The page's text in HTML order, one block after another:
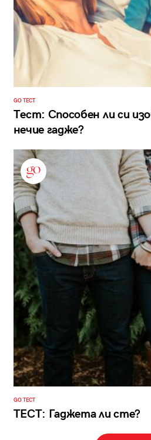
GO ТЕСТ
Тест: Способен ли си
нечие гадже?
GO ТЕСТ
ТЕСТ: Гаджета ли сте?